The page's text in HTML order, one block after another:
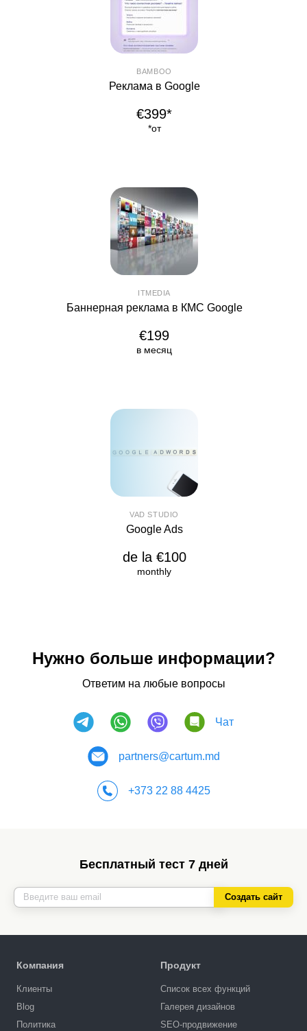
BAMBOO
Реклама в Google
€399*
*от
ITMEDIA
Баннерная реклама в КМС Google
€199
в месяц
VAD STUDIO
Google Ads
de la €100
monthly
Нужно больше информации?
Ответим на любые вопросы
Чат
partners@cartum.md
+373 22 88 4425
Бесплатный тест 7 дней
Создать сайт
Компания
Клиенты
Blog
Политика
Продукт
Список всех функций
Галерея дизайнов
SEO-продвижение